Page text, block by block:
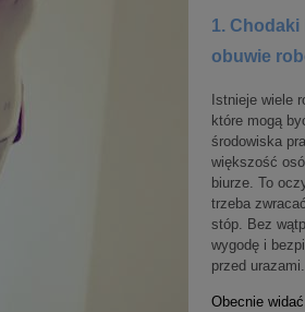
1.
obuwie
Istnieje wiele
które mogą
środowiska
większość
biurze. To
trzeba
stóp. Bez
wygodę i
przed urazami.
Obecnie